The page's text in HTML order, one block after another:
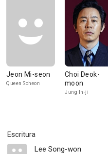
Jeon Mi-seon
Queen Soheon
Choi Deok-
moon
Jung In-ji
Escritura
Lee Song-won